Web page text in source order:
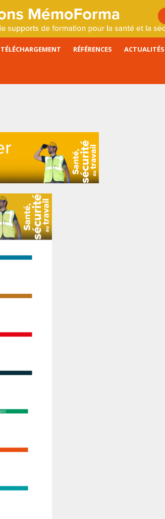
TÉLÉCHARGEMENT RÉFÉRENCES ACTUALITÉS